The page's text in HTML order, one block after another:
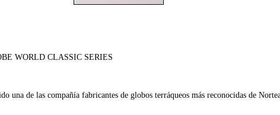
WORLD CLASSIC SERIES
una de las compañía fabricantes de globos terráqueos más reconocidas de